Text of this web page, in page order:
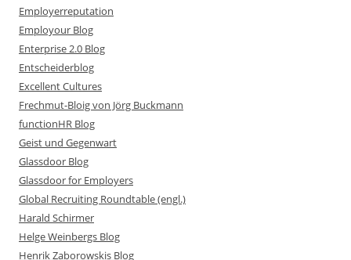
Employerreputation
Employour Blog
Enterprise 2.0 Blog
Entscheiderblog
Excellent Cultures
Frechmut-Bloig von Jörg Buckmann
functionHR Blog
Geist und Gegenwart
Glassdoor Blog
Glassdoor for Employers
Global Recruiting Roundtable (engl.)
Harald Schirmer
Helge Weinbergs Blog
Henrik Zaborowskis Blog